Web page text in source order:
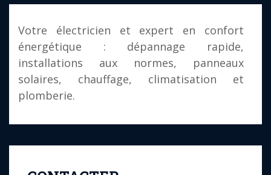
Votre électricien et expert en confort
énergétique : dépannage rapide,
installations aux normes, panneaux
solaires, chauffage, climatisation et
plomberie.